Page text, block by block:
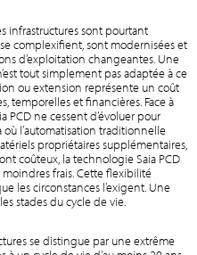
infrastructures sont pourtant
complexifient, sont modernisées et
d’exploitation changeantes. Une
tout simplement pas adaptée à ce
ou extension représente un coût
temporelles et financières. Face à
PCD ne cessent d’évoluer pour
où l’automatisation traditionnelle
propriétaires supplémentaires,
coûteux, la technologie Saia PCD
frais. Cette flexibilité
les circonstances l’exigent. Une
stades du cycle de vie.
se distingue par une extrême